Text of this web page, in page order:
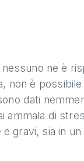
ne è
non è
dati
ammala di
gravi, sia in